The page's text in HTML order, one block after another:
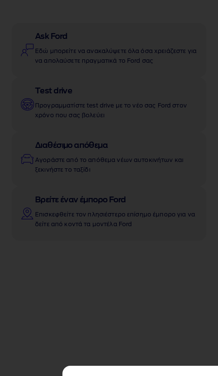
Ask Ford
Εδώ μπορείτε να ανακαλύψετε όλα όσα χρειάζεστε για
να απολαύσετε πραγματικά το Ford σας
Test drive
Προγραμματίστε test drive με το νέο σας Ford στον
χρόνο που σας βολεύει
Διαθέσιμο απόθεμα
Αγοράστε από το απόθεμα νέων αυτοκινήτων και
ξεκινήστε το ταξίδι
Βρείτε έναν έμπορο Ford
Επισκεφθείτε τον πλησιέστερο επίσημο έμπορο για να
δείτε από κοντά τα μοντέλα Ford